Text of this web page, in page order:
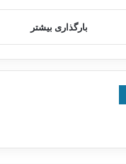
بارگذاری بیشتر